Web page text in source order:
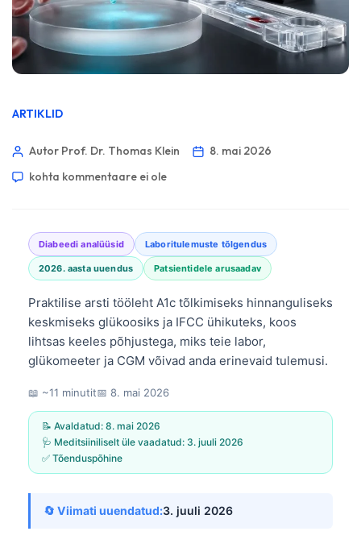
ARTIKLID
Autor Prof. Dr. Thomas Klein
8. mai 2026
kohta kommentaare ei ole
Diabeedi analüüsid Laboritulemuste tõlgendus
2026. aasta uuendus Patsientidele arusaadav
Praktilise arsti tööleht A1c tõlkimiseks hinnanguliseks
keskmiseks glükoosiks ja IFCC ühikuteks, koos
lihtsas keeles põhjustega, miks teie labor,
glükomeeter ja CGM võivad anda erinevaid tulemusi.
📖 ~11 minutit📅 8. mai 2026
📝 Avaldatud: 8. mai 2026
🩺 Meditsiiniliselt üle vaadatud: 3. juuli 2026
✅ Tõenduspõhine
🔄 Viimati uuendatud:3. juuli 2026